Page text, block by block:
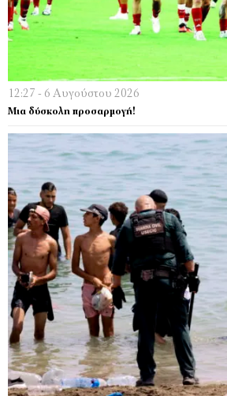
12:27 - 6 Αυγούστου 2026
Μια δύσκολη προσαρμογή!